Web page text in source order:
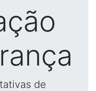
de